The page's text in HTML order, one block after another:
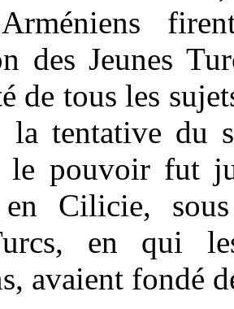
des Jeunes
de tous les
la tentative du
le pouvoir fut
en Cilicie,
en qui
avaient fondé